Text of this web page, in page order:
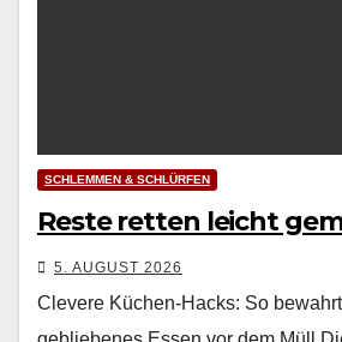
SCHLEMMEN & SCHLÜRFEN
Reste retten leicht
5. AUGUST 2026
Clevere Küchen-Hacks: So